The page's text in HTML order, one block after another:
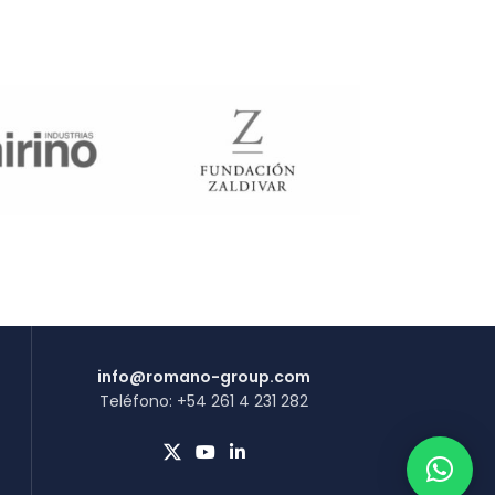
info@romano-group.com
Teléfono: +54 261 4 231 282